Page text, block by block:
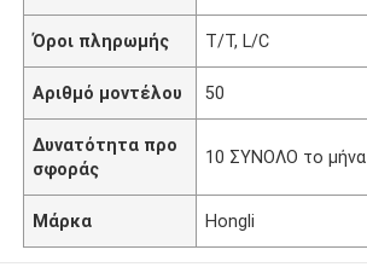
Όροι πληρωμής T/T, L/C
Αριθμό μοντέλου 50
Δυνατότητα προ
σφοράς
10 ΣΥΝΟΛΟ το μήνα
Μάρκα Hongli